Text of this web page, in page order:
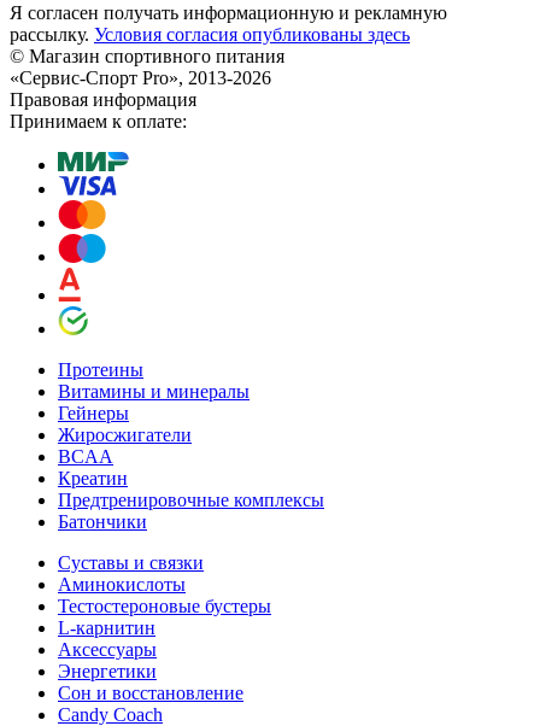
Я согласен получать информационную и рекламную
рассылку. Условия согласия опубликованы здесь
© Магазин спортивного питания
«Сервис-Спорт Pro», 2013-2026
Правовая информация
Принимаем к оплате:
Протеины
Витамины и минералы
Гейнеры
Жиросжигатели
BCAA
Креатин
Предтренировочные комплексы
Батончики
Суставы и связки
Аминокислоты
Тестостероновые бустеры
L-карнитин
Аксессуары
Энергетики
Сон и восстановление
Candy Coach